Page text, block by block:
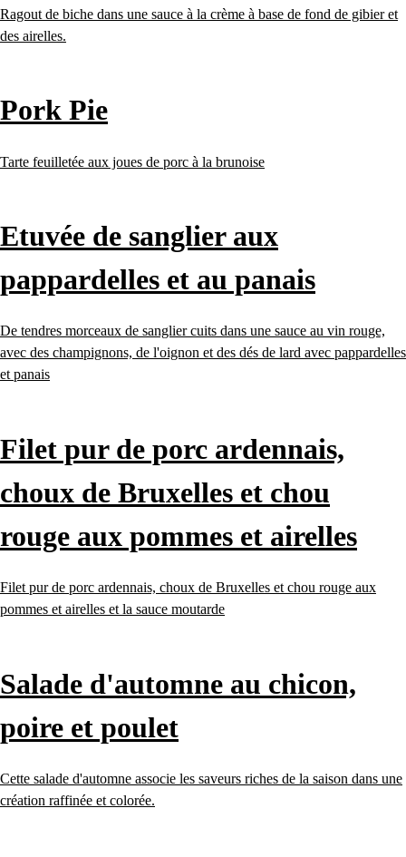
Ragout de biche dans une sauce à la crème à base de fond de gibier et
des airelles.
Pork Pie
Tarte feuilletée aux joues de porc à la brunoise
Etuvée de sanglier aux
pappardelles et au panais
De tendres morceaux de sanglier cuits dans une sauce au vin rouge,
avec des champignons, de l'oignon et des dés de lard avec pappardelles
et panais
Filet pur de porc ardennais,
choux de Bruxelles et chou
rouge aux pommes et airelles
Filet pur de porc ardennais, choux de Bruxelles et chou rouge aux
pommes et airelles et la sauce moutarde
Salade d'automne au chicon,
poire et poulet
Cette salade d'automne associe les saveurs riches de la saison dans une
création raffinée et colorée.